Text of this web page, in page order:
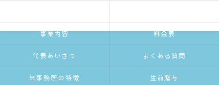
事業内容 料金表
代表あいさつ よくある質問
当事務所の特徴 生前贈与